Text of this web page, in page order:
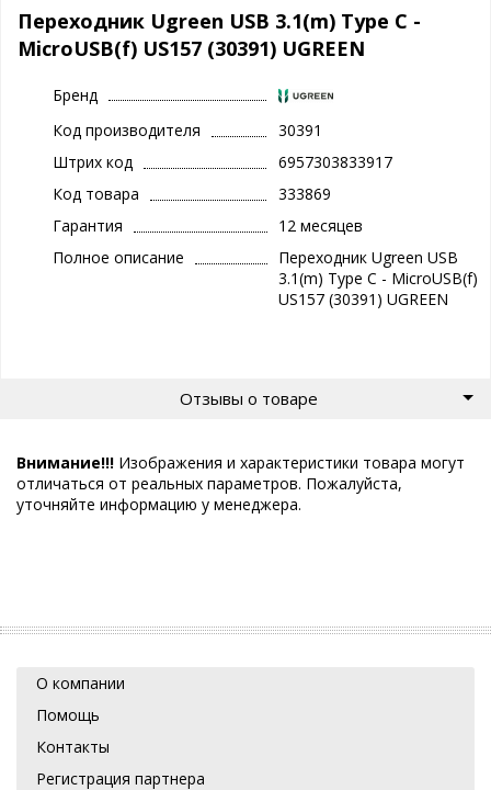
Переходник Ugreen USB 3.1(m) Type C -
MicroUSB(f) US157 (30391) UGREEN
Бренд
Код производителя
30391
Штрих код
6957303833917
Код товара
333869
Гарантия
12 месяцев
Полное описание
Переходник Ugreen USB
3.1(m) Type C - MicroUSB(f)
US157 (30391) UGREEN
Отзывы о товаре
Внимание!!! Изображения и характеристики товара могут
отличаться от реальных параметров. Пожалуйста,
уточняйте информацию у менеджера.
О компании
Помощь
Контакты
Регистрация партнера